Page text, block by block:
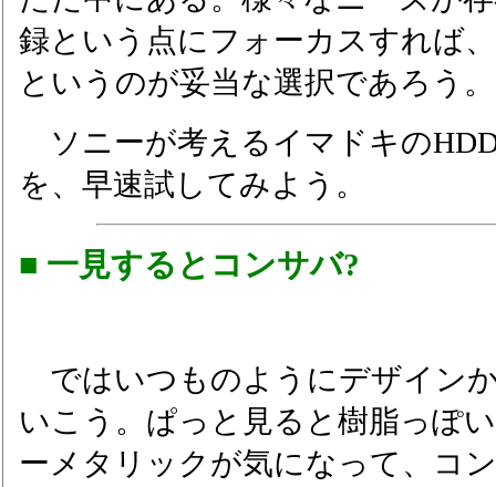
録という点にフォーカスすれば
というのが妥当な選択であろう。
ソニーが考えるイマドキの
を、早速試してみよう。
■ 一見するとコンサバ?
ではいつものようにデザイン
いこう。ぱっと見ると樹脂っぽ
ーメタリックが気になって、コ